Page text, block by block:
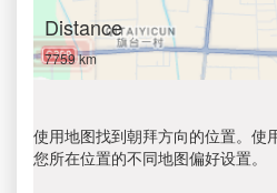
Distance
7759 km
使用地图找到朝拜方向的位置。使
您所在位置的不同地图偏好设置。